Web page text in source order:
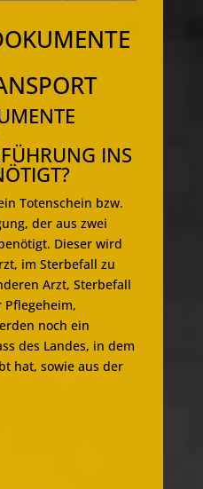
INS
Totenschein bzw.
der aus zwei
Dieser wird
im Sterbefall zu
Arzt, Sterbefall
Pflegeheim,
noch ein
des Landes, in dem
hat, sowie aus der